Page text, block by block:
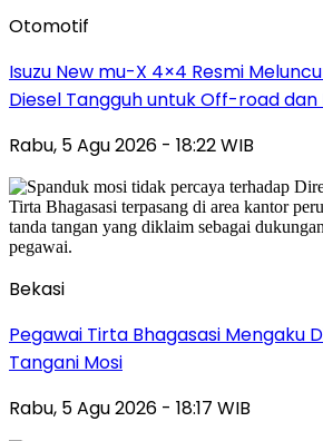
Otomotif
Isuzu New mu-X 4×4 Resmi
Diesel Tangguh untuk Off-road dan
Rabu, 5 Agu 2026 - 18:22 WIB
Bekasi
Pegawai Tirta Bhagasasi Mengaku
Tangani Mosi
Rabu, 5 Agu 2026 - 18:17 WIB